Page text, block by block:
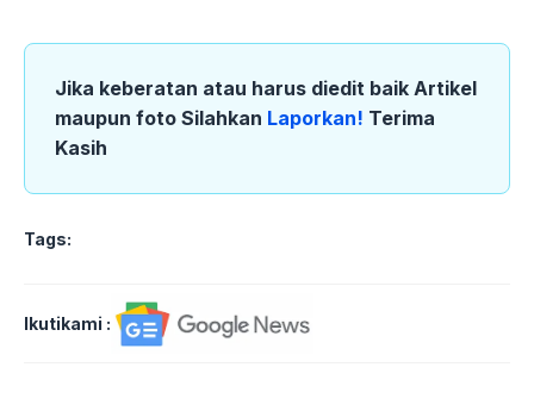
Jika keberatan atau harus diedit baik Artikel
maupun foto Silahkan Laporkan! Terima
Kasih
Tags:
Ikutikami :